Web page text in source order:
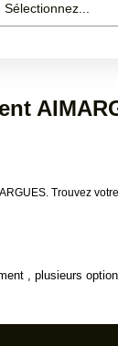
Sélectionnez...
Trouvez
, plusieurs